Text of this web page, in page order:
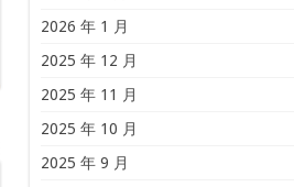
2026 年 1 月
2025 年 12 月
2025 年 11 月
2025 年 10 月
2025 年 9 月